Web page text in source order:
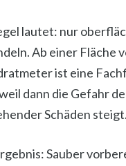
lautet: nur
Ab einer Fläche
ist eine
dann die Gefahr
Schäden steigt.
Sauber